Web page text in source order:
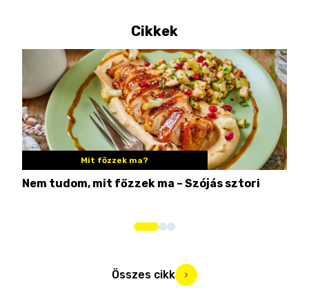
Cikkek
Mit főzzek ma?
Nem tudom, mit főzzek ma – Szójás sztori
Összes cikk